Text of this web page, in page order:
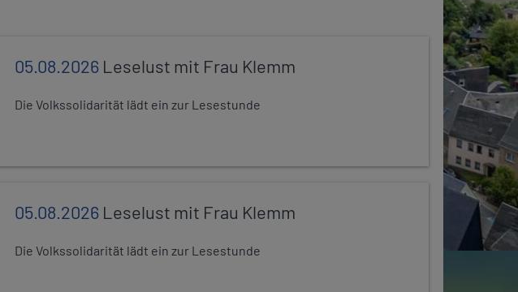
05.08.2026 Leselust mit Frau Klemm
Die Volkssolidarität lädt ein zur Lesestunde
05.08.2026 Leselust mit Frau Klemm
Die Volkssolidarität lädt ein zur Lesestunde